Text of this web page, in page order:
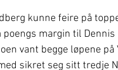
kunne feire på
margin til
vant begge løpene
sikret seg sitt tredje